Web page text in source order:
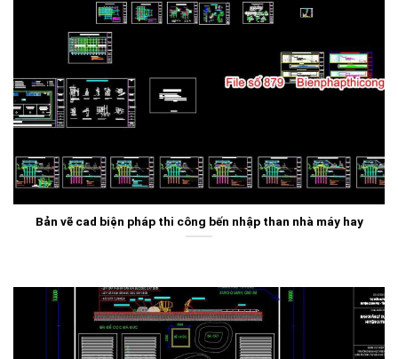
Bản vẽ cad biện pháp thi công bến nhập than nhà máy hay